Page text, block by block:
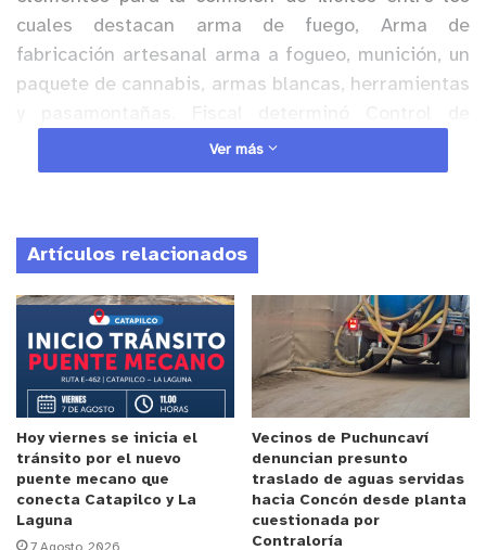
cuales destacan arma de fuego, Arma de
fabricación artesanal arma a fogueo, munición, un
paquete de cannabis, armas blancas, herramientas
detención la totalidad de imputados.
Armamento Incautado
1 Pistola Marca colt, calibre .22, con su número de
serie borrado
1 armamento de Fabricación Artesanal
1 Pistola a fogueo marca Bruni, modelo P4 9mm
Munición Incautada:
Ver más
Artículos relacionados
Hoy viernes se inicia el
tránsito por el nuevo
puente mecano que
conecta Catapilco y La
Laguna
Vecinos de Puchuncaví
denuncian presunto
traslado de aguas servidas
hacia Concón desde planta
cuestionada por
Contraloría